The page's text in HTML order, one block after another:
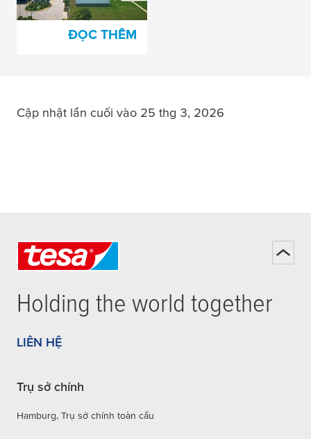
ĐỌC THÊM
Cập nhật lần cuối vào 25 thg 3, 2026
Holding the world together
LIÊN HỆ
Trụ sở chính
Hamburg, Trụ sở chính toàn cầu